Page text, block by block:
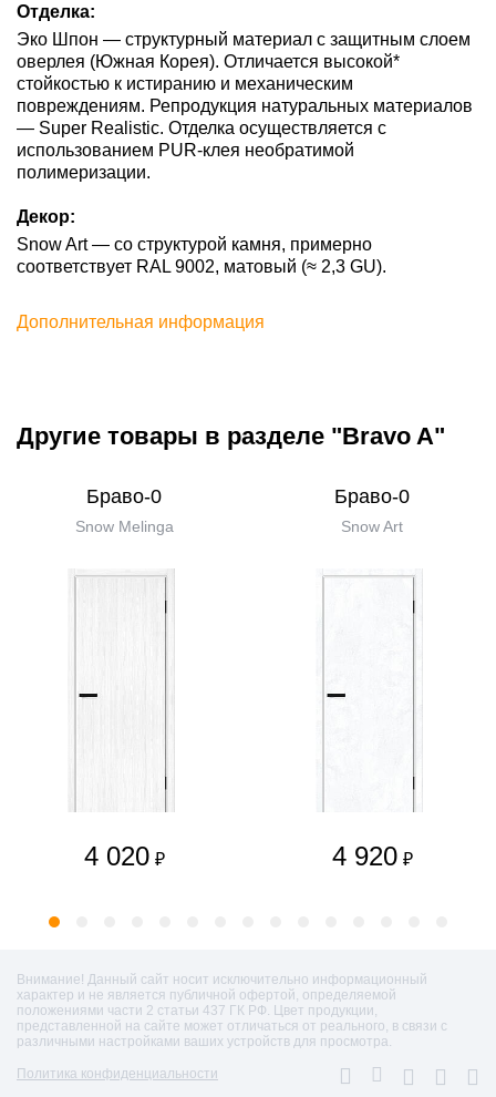
Отделка:
Эко Шпон — структурный материал с защитным слоем
оверлея (Южная Корея). Отличается высокой*
стойкостью к истиранию и механическим
повреждениям. Репродукция натуральных материалов
— Super Realistic. Отделка осуществляется с
использованием PUR-клея необратимой
полимеризации.
Декор:
Snow Art — со структурой камня, примерно
соответствует RAL 9002, матовый (≈ 2,3 GU).
Дополнительная информация
Другие товары в разделе "Bravo A"
Браво-0
Snow Melinga
4 020 ₽
Браво-0
Snow Art
4 920 ₽
Внимание! Данный сайт носит исключительно информационный
характер и не является публичной офертой, определяемой
положениями части 2 статьи 437 ГК РФ. Цвет продукции,
представленной на сайте может отличаться от реального, в связи с
различными настройками ваших устройств для просмотра.
Политика конфиденциальности